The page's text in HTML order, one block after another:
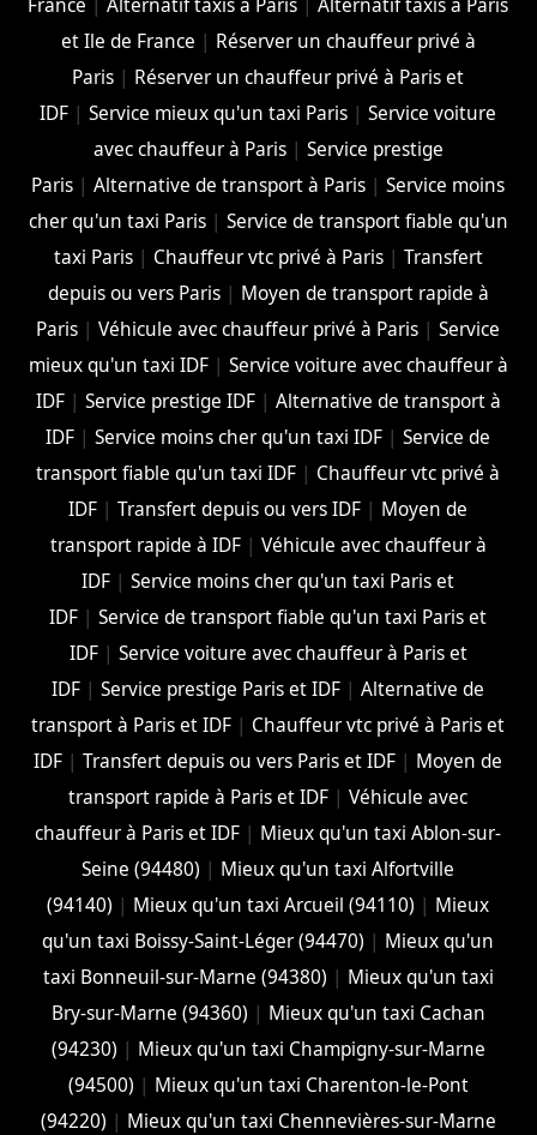
France |Alternatif taxis à Paris |Alternatif taxis à Paris
et Ile de France | Réserver un chauffeur privé à
Paris | Réserver un chauffeur privé à Paris et
IDF |Service mieux qu'un taxi Paris |Service voiture
avec chauffeur à Paris| Service prestige
Paris |Alternative de transport à Paris |Service moins
cher qu'un taxi Paris| Service de transport fiable qu'un
taxi Paris| Chauffeur vtc privé à Paris| Transfert
depuis ou vers Paris| Moyen de transport rapide à
Paris |Véhicule avec chauffeur privé à Paris |Service
mieux qu'un taxi IDF| Service voiture avec chauffeur à
IDF| Service prestige IDF| Alternative de transport à
IDF |Service moins cher qu'un taxi IDF |Service de
transport fiable qu'un taxi IDF | Chauffeur vtc privé à
IDF |Transfert depuis ou vers IDF | Moyen de
transport rapide à IDF| Véhicule avec chauffeur à
IDF |Service moins cher qu'un taxi Paris et
IDF |Service de transport fiable qu'un taxi Paris et
IDF| Service voiture avec chauffeur à Paris et
IDF |Service prestige Paris et IDF |Alternative de
transport à Paris et IDF | Chauffeur vtc privé à Paris et
IDF |Transfert depuis ou vers Paris et IDF | Moyen de
transport rapide à Paris et IDF |Véhicule avec
chauffeur à Paris et IDF | Mieux qu'un taxi Ablon-sur-
Seine (94480) | Mieux qu'un taxi Alfortville
(94140) | Mieux qu'un taxi Arcueil (94110) | Mieux
qu'un taxi Boissy-Saint-Léger (94470) | Mieux qu'un
taxi Bonneuil-sur-Marne (94380) | Mieux qu'un taxi
Bry-sur-Marne (94360) | Mieux qu'un taxi Cachan
(94230) | Mieux qu'un taxi Champigny-sur-Marne
(94500) | Mieux qu'un taxi Charenton-le-Pont
(94220) | Mieux qu'un taxi Chennevières-sur-Marne